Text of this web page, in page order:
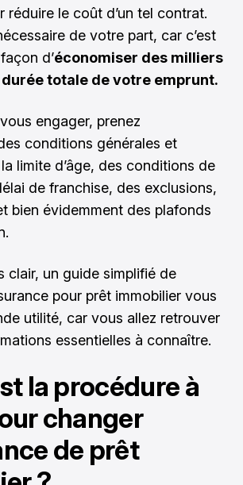
réduire le coût d’un tel contrat.
de votre part, car c’est
d’économiser des milliers
durée totale de votre emprunt.
engager, prenez
conditions générales et
limite d’âge, des conditions de
de franchise, des exclusions,
bien évidemment des plafonds
clair, un guide simplifié de
pour prêt immobilier vous
utilité, car vous allez retrouver
essentielles à connaître.
la procédure à
changer
de prêt